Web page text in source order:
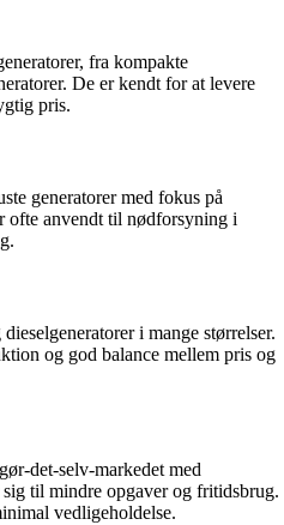
fra kompakte
De er kendt for at levere
pris.
generatorer med fokus på
ofte anvendt til nødforsyning i
i mange størrelser.
og god balance mellem pris og
det-selv-markedet med
til mindre opgaver og fritidsbrug.
vedligeholdelse.